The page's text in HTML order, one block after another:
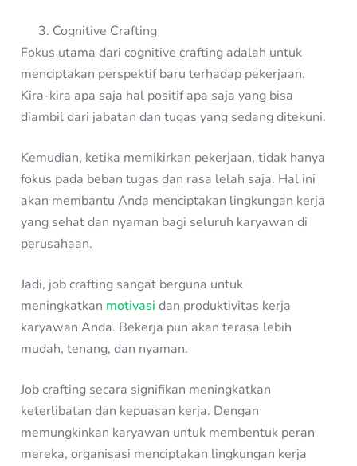
Cognitive Crafting
Fokus utama dari cognitive crafting adalah untuk
menciptakan perspektif baru terhadap pekerjaan.
Kira-kira apa saja hal positif apa saja yang bisa
diambil dari jabatan dan tugas yang sedang ditekuni.
Kemudian, ketika memikirkan pekerjaan, tidak hanya
fokus pada beban tugas dan rasa lelah saja. Hal ini
akan membantu Anda menciptakan lingkungan kerja
yang sehat dan nyaman bagi seluruh karyawan di
perusahaan.
Jadi, job crafting sangat berguna untuk
meningkatkan motivasi dan produktivitas kerja
karyawan Anda. Bekerja pun akan terasa lebih
mudah, tenang, dan nyaman.
Job crafting secara signifikan meningkatkan
keterlibatan dan kepuasan kerja. Dengan
memungkinkan karyawan untuk membentuk peran
mereka, organisasi menciptakan lingkungan kerja